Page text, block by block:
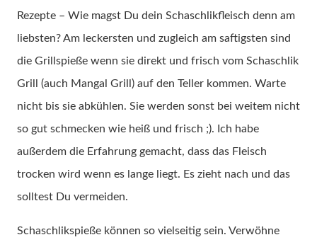
Rezepte – Wie magst Du dein Schaschlikfleisch denn am
liebsten? Am leckersten und zugleich am saftigsten sind
die Grillspieße wenn sie direkt und frisch vom Schaschlik
Grill (auch Mangal Grill) auf den Teller kommen. Warte
nicht bis sie abkühlen. Sie werden sonst bei weitem nicht
so gut schmecken wie heiß und frisch ;). Ich habe
außerdem die Erfahrung gemacht, dass das Fleisch
trocken wird wenn es lange liegt. Es zieht nach und das
solltest Du vermeiden.
Schaschlikspieße können so vielseitig sein. Verwöhne